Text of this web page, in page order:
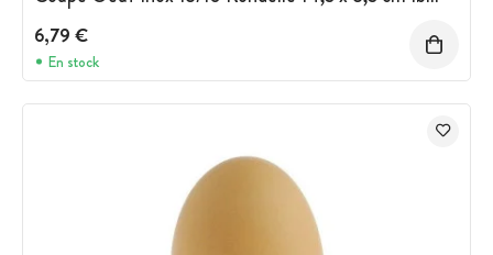
6,79 €
En stock